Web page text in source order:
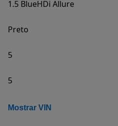
1.5 BlueHDi Allure
Preto
5
5
Mostrar VIN